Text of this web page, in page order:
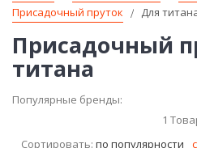
Присадочный пруток
Для
Присадочный
титана
Популярные бренды:
1
Сортировать: по популярности